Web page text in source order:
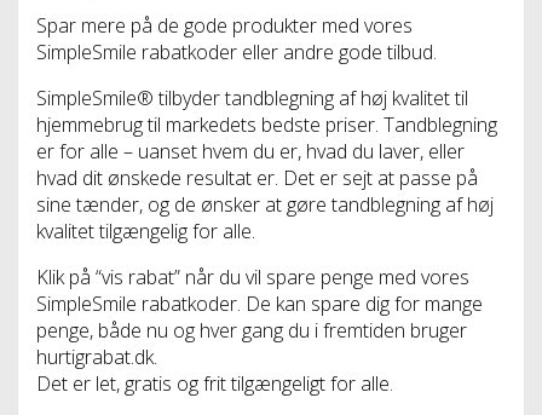
Spar mere på de gode produkter med vores
SimpleSmile rabatkoder eller andre gode tilbud.
SimpleSmile® tilbyder tandblegning af høj kvalitet til
hjemmebrug til markedets bedste priser. Tandblegning
er for alle – uanset hvem du er, hvad du laver, eller
hvad dit ønskede resultat er. Det er sejt at passe på
sine tænder, og de ønsker at gøre tandblegning af høj
kvalitet tilgængelig for alle.
Klik på “vis rabat” når du vil spare penge med vores
SimpleSmile rabatkoder. De kan spare dig for mange
penge, både nu og hver gang du i fremtiden bruger
hurtigrabat.dk.
Det er let, gratis og frit tilgængeligt for alle.